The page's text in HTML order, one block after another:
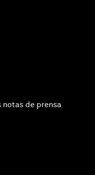
notas de prensa